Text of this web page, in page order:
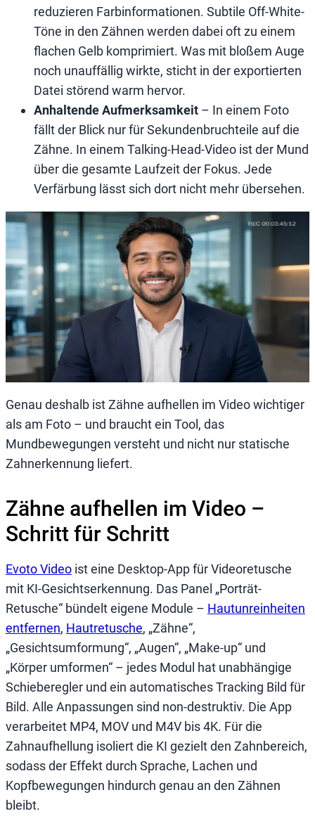
reduzieren Farbinformationen. Subtile Off-White-
Töne in den Zähnen werden dabei oft zu einem
flachen Gelb komprimiert. Was mit bloßem Auge
noch unauffällig wirkte, sticht in der exportierten
Datei störend warm hervor.
Anhaltende Aufmerksamkeit – In einem Foto
fällt der Blick nur für Sekundenbruchteile auf die
Zähne. In einem Talking-Head-Video ist der Mund
über die gesamte Laufzeit der Fokus. Jede
Verfärbung lässt sich dort nicht mehr übersehen.
Genau deshalb ist Zähne aufhellen im Video wichtiger
als am Foto – und braucht ein Tool, das
Mundbewegungen versteht und nicht nur statische
Zahnerkennung liefert.
Zähne aufhellen im Video –
Schritt für Schritt
Evoto Video ist eine Desktop-App für Videoretusche
mit KI-Gesichtserkennung. Das Panel „Porträt-
Retusche“ bündelt eigene Module – Hautunreinheiten
entfernen, Hautretusche, „Zähne“,
„Gesichtsumformung“, „Augen“, „Make-up“ und
„Körper umformen“ – jedes Modul hat unabhängige
Schieberegler und ein automatisches Tracking Bild für
Bild. Alle Anpassungen sind non-destruktiv. Die App
verarbeitet MP4, MOV und M4V bis 4K. Für die
Zahnaufhellung isoliert die KI gezielt den Zahnbereich,
sodass der Effekt durch Sprache, Lachen und
Kopfbewegungen hindurch genau an den Zähnen
bleibt.